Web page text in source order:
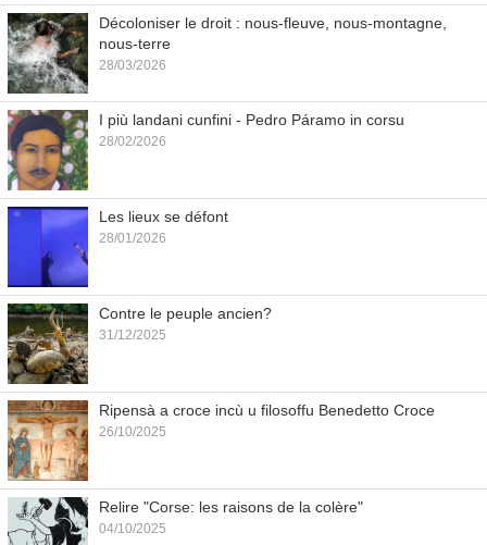
Décoloniser le droit : nous-fleuve, nous-montagne,
nous-terre
28/03/2026
I più landani cunfini - Pedro Páramo in corsu
28/02/2026
Les lieux se défont
28/01/2026
Contre le peuple ancien?
31/12/2025
Ripensà a croce incù u filosoffu Benedetto Croce
26/10/2025
Relire "Corse: les raisons de la colère"
04/10/2025